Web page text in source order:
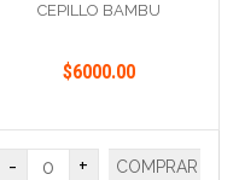
CEPILLO BAMBU
$6000.00
- + COMPRAR